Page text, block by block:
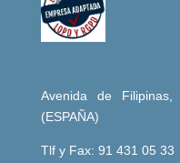
Avenida de
(ESPAÑA)
Tlf y Fax: 91 431 05 33